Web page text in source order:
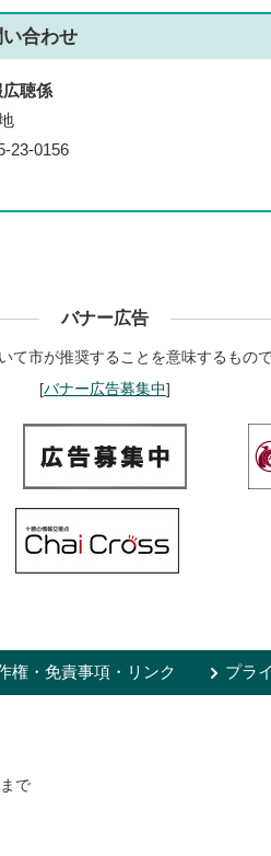
合わせ
聴係
23-0156
バナー広告
市が推奨することを意味するもの
[バナー広告募集中]
権・免責事項・リンク プラ
で